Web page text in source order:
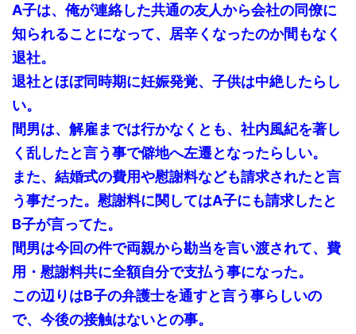
A子は、俺が連絡した共通の友人から会社の同僚に
知られることになって、居辛くなったのか間もなく
退社。
退社とほぼ同時期に妊娠発覚、子供は中絶したらし
い。
間男は、解雇までは行かなくとも、社内風紀を著し
く乱したと言う事で僻地へ左遷となったらしい。
また、結婚式の費用や慰謝料なども請求されたと言
う事だった。慰謝料に関してはA子にも請求したと
B子が言ってた。
間男は今回の件で両親から勘当を言い渡されて、費
用・慰謝料共に全額自分で支払う事になった。
この辺りはB子の弁護士を通すと言う事らしいの
で、今後の接触はないとの事。